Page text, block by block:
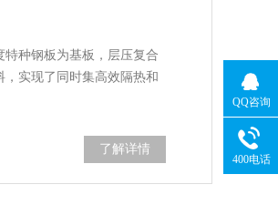
种钢板为基板，层压复合
实现了同时集高效隔热和
了解详情
QQ咨询
400电话